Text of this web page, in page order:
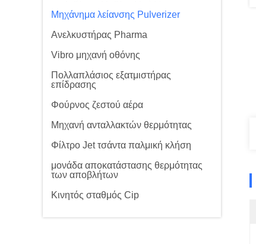
Μηχάνημα λείανσης Pulverizer
Ανελκυστήρας Pharma
Vibro μηχανή οθόνης
Πολλαπλάσιος εξατμιστήρας
επίδρασης
Φούρνος ζεστού αέρα
Μηχανή ανταλλακτών θερμότητας
Φίλτρο Jet τσάντα παλμική κλήση
μονάδα αποκατάστασης θερμότητας
των αποβλήτων
Κινητός σταθμός Cip